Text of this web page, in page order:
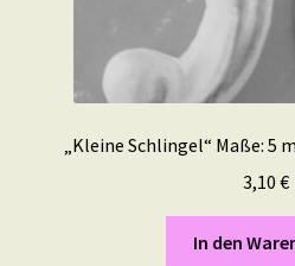
„Kleine Schlingel“ Maße: 5
3,10 €
In den